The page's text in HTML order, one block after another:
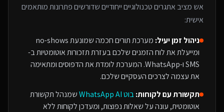
אש מציב אתגרים טכנולוגיים ייחודיים שדורשים פתרונות מותאמים
אישית:
ניהול זמן יעיל:
מערכת תורים חכמה שמונעת no-shows
ומייעלת את לוח הזמנים שלכם בעזרת תזכורות אוטומטיות ב-
SMS ו-WhatsApp. המערכת לומדת את הדפוסים ומתאימה
את עצמה לצרכים העסקיים שלכם.
תקשורת עם לקוחות:בוט WhatsApp AI
שמנהל תקשורת
אוטומטית, עונה על שאלות נפוצות, ומעדכן לקוחות ללא